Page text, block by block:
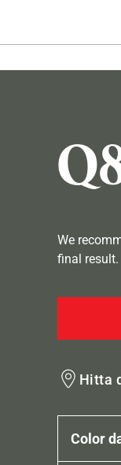
We
final result.
Hitta
Color